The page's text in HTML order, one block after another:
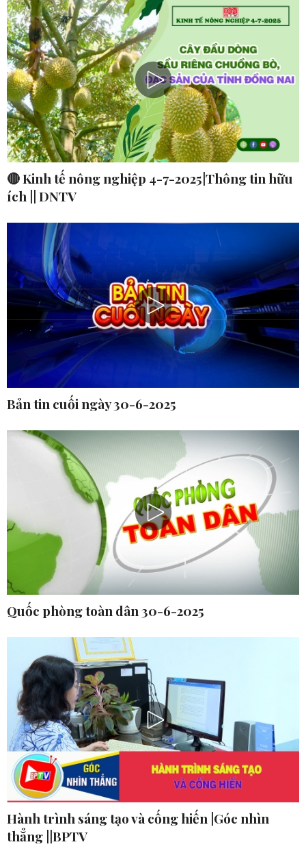
🔴 Kinh tế nông nghiệp 4-7-2025|Thông tin hữu
ích || DNTV
Bản tin cuối ngày 30-6-2025
Quốc phòng toàn dân 30-6-2025
Hành trình sáng tạo và cống hiến |Góc nhìn
thẳng ||BPTV